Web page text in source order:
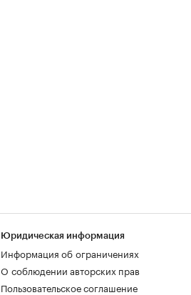
Юридическая информация
Информация об ограничениях
О соблюдении авторских прав
Пользовательское соглашение